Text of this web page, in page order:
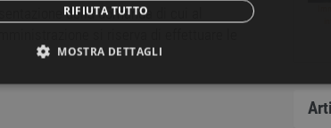
della domanda di cui al
si riserva di effettuare le
RIFIUTA TUTTO
MOSTRA DETTAGLI